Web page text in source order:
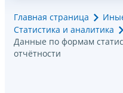
Главная страница
Статистика и аналитика
Данные по формам
отчётности